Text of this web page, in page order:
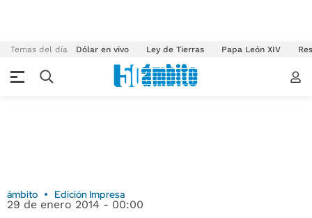
Temas del día Dólar en vivo Ley de Tierras Papa León XIV
ámbito Edición Impresa
29 de enero 2014 - 00:00